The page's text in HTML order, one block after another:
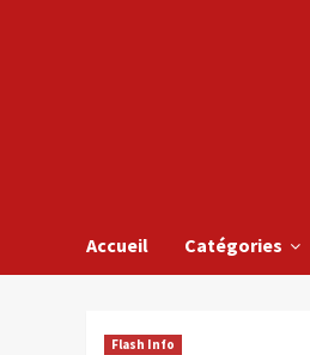
Accueil Catégories
Flash Info